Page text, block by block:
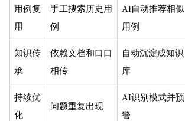
用例复
用
手工搜索历史用
例
AI自动推荐相似
用例
知识传
承
依赖文档和口口
相传
自动沉淀成知识
库
持续优
化
问题重复出现
AI识别模式并预
警